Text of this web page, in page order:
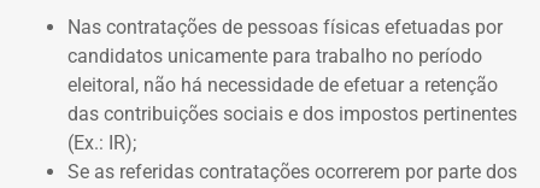
Nas contratações de pessoas físicas efetuadas por
candidatos unicamente para trabalho no período
eleitoral, não há necessidade de efetuar a retenção
das contribuições sociais e dos impostos pertinentes
(Ex.: IR);
Se as referidas contratações ocorrerem por parte dos